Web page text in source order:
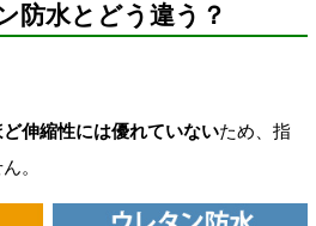
防水とどう違う？
伸縮性には優れていないため、指
。